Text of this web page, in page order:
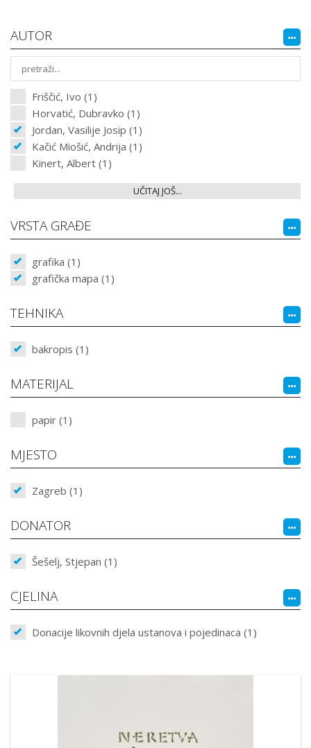
AUTOR
Friščić, Ivo (1)
Horvatić, Dubravko (1)
Jordan, Vasilije Josip (1)
Kačić Miošić, Andrija (1)
Kinert, Albert (1)
UČITAJ JOŠ...
VRSTA GRAĐE
grafika (1)
grafička mapa (1)
TEHNIKA
bakropis (1)
MATERIJAL
papir (1)
MJESTO
Zagreb (1)
DONATOR
Šešelj, Stjepan (1)
CJELINA
Donacije likovnih djela ustanova i pojedinaca (1)